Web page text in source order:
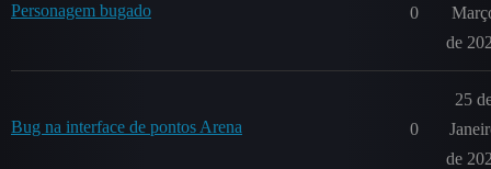
Personagem bugado 0
de
Bug na interface de pontos Arena 0
25
de